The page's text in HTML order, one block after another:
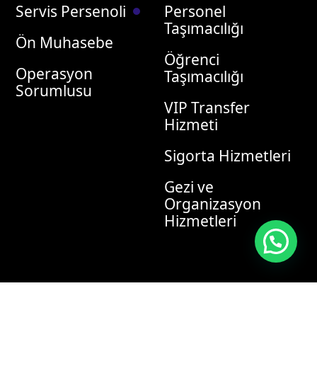
Servis Persenoli
Ön Muhasebe
Operasyon
Sorumlusu
Personel
Taşımacılığı
Öğrenci
Taşımacılığı
VIP Transfer
Hizmeti
Sigorta Hizmetleri
Gezi ve
Organizasyon
Hizmetleri